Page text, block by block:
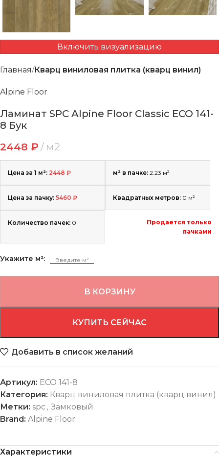
Включить визуализацию
Главная Кварц виниловая плитка (кварц винил)
Alpine Floor
Ламинат SPC Alpine Floor Classic ECO 141-
8 Бук
2448 ₽ м2
Цена за 1 м²: 2448 ₽ м² в пачке: 2.23 м²
Цена за пачку: 5460 ₽ Квадратных метров: 0 м²
Количество пачек: 0
Продается только
пачками
Укажите м²:
В КОРЗИНУ
КУПИТЬ СЕЙЧАС
Добавить в список желаний
Артикул: ECO 141-8
Категория: Кварц виниловая плитка (кварц винил)
Метки: spc, Замковый
Brand: Alpine Floor
Характеристики